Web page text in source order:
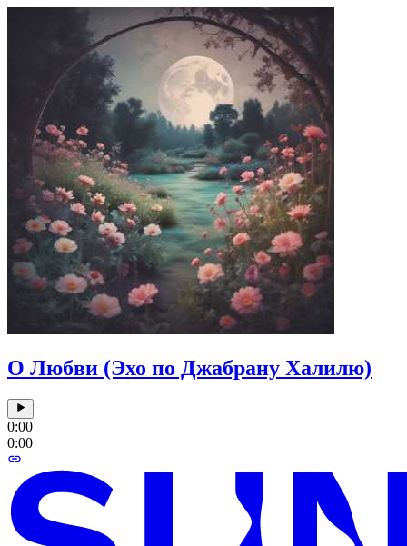
О Любви (Эхо по Джабрану Халилю)
0:00
0:00